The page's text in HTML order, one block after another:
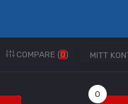
MITT
COMPARE (0)
0